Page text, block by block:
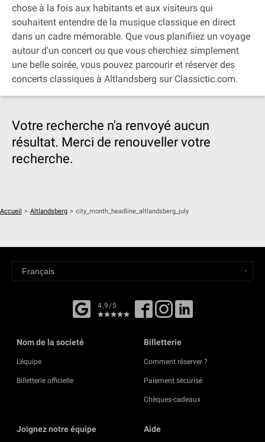
chose à la fois aux habitants et aux visiteurs qui
souhaitent entendre de la musique classique en direct
dans un cadre mémorable. Que vous planifiiez un voyage
autour d'un concert ou que vous cherchiez simplement
une belle soirée, vous pouvez parcourir et réserver des
concerts classiques à Altlandsberg sur Classictic.com.
Votre recherche n'a renvoyé aucun
résultat. Merci de renouveller votre
recherche.
Accueil > Altlandsberg > city_month_headline_altlandsberg_july
4,9/5
Nom de la societé
L'équipe
Billetterie officielle
Billetterie
Comment réserver ?
Paiement sécurisé
Chèques-cadeaux
Joignez notre équipe Aide